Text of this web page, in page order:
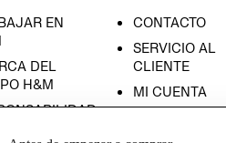
EN
DEL
H&M
CONTACTO
SERVICIO AL
CLIENTE
MI CUENTA